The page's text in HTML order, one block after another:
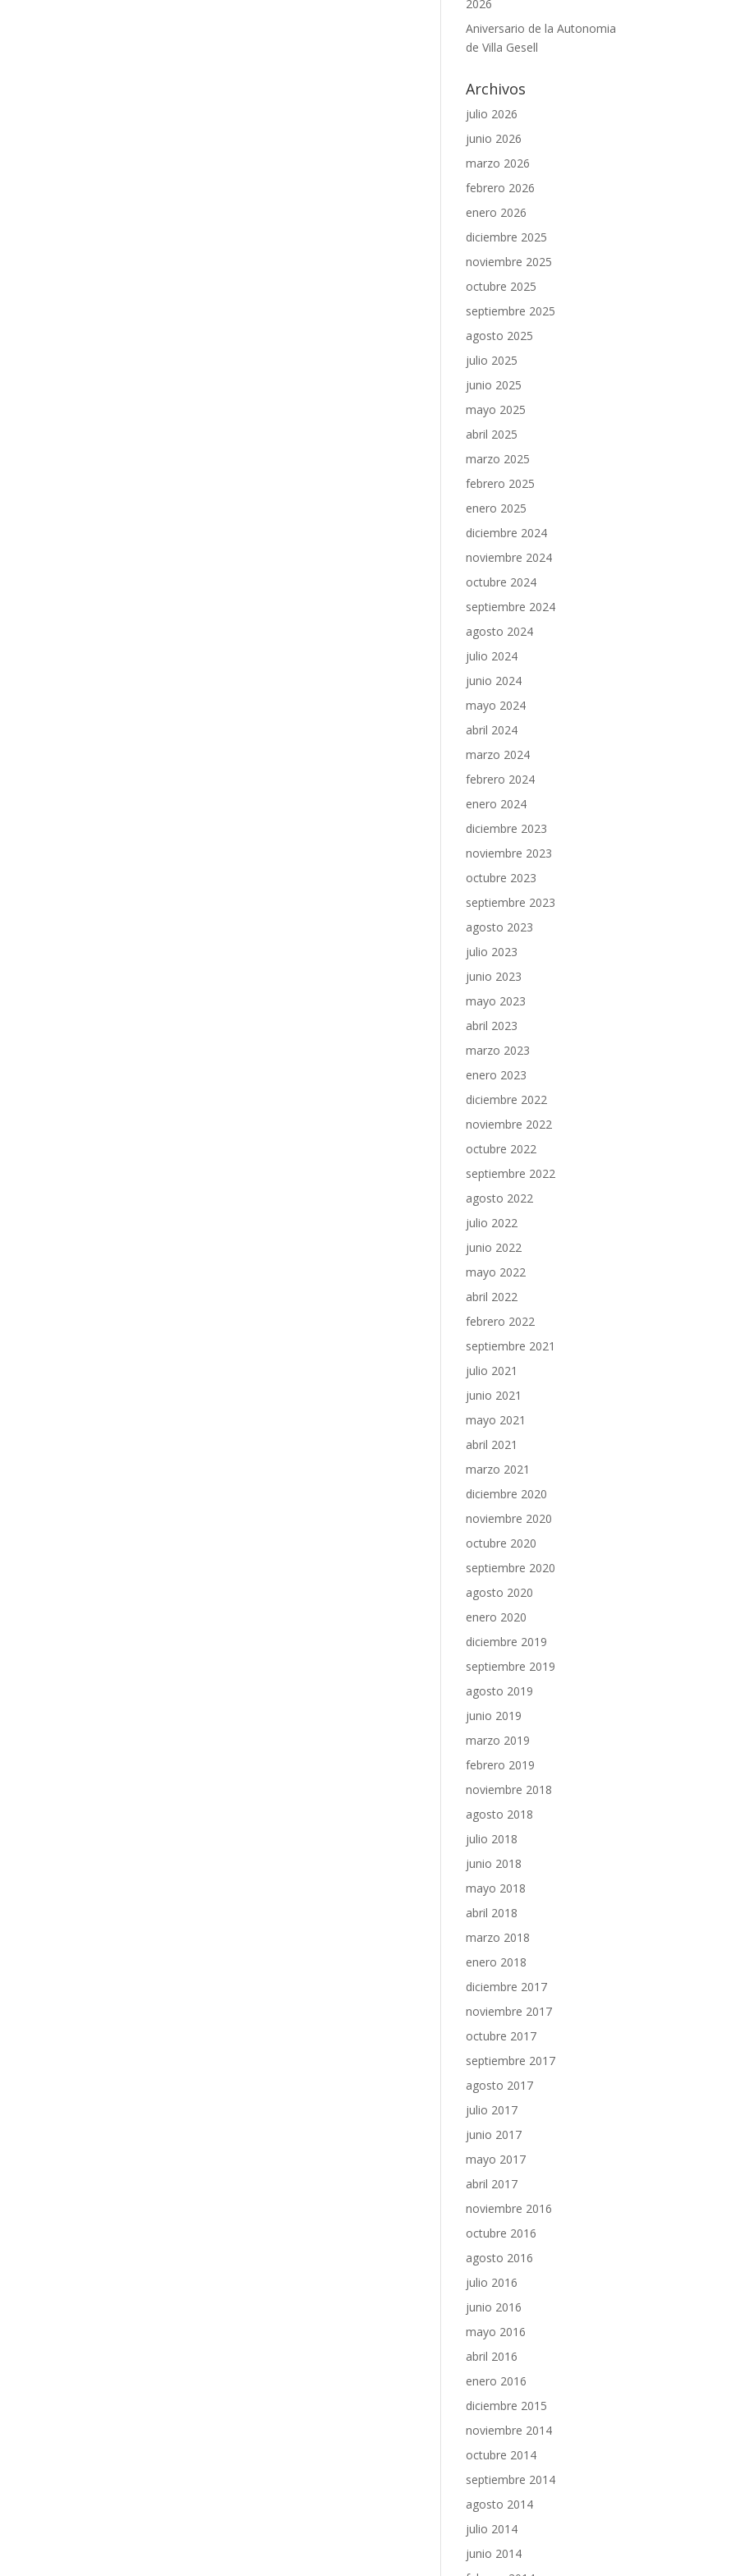
2026
Aniversario de la Autonomia
de Villa Gesell
Archivos
julio 2026
junio 2026
marzo 2026
febrero 2026
enero 2026
diciembre 2025
noviembre 2025
octubre 2025
septiembre 2025
agosto 2025
julio 2025
junio 2025
mayo 2025
abril 2025
marzo 2025
febrero 2025
enero 2025
diciembre 2024
noviembre 2024
octubre 2024
septiembre 2024
agosto 2024
julio 2024
junio 2024
mayo 2024
abril 2024
marzo 2024
febrero 2024
enero 2024
diciembre 2023
noviembre 2023
octubre 2023
septiembre 2023
agosto 2023
julio 2023
junio 2023
mayo 2023
abril 2023
marzo 2023
enero 2023
diciembre 2022
noviembre 2022
octubre 2022
septiembre 2022
agosto 2022
julio 2022
junio 2022
mayo 2022
abril 2022
febrero 2022
septiembre 2021
julio 2021
junio 2021
mayo 2021
abril 2021
marzo 2021
diciembre 2020
noviembre 2020
octubre 2020
septiembre 2020
agosto 2020
enero 2020
diciembre 2019
septiembre 2019
agosto 2019
junio 2019
marzo 2019
febrero 2019
noviembre 2018
agosto 2018
julio 2018
junio 2018
mayo 2018
abril 2018
marzo 2018
enero 2018
diciembre 2017
noviembre 2017
octubre 2017
septiembre 2017
agosto 2017
julio 2017
junio 2017
mayo 2017
abril 2017
noviembre 2016
octubre 2016
agosto 2016
julio 2016
junio 2016
mayo 2016
abril 2016
enero 2016
diciembre 2015
noviembre 2014
octubre 2014
septiembre 2014
agosto 2014
julio 2014
junio 2014